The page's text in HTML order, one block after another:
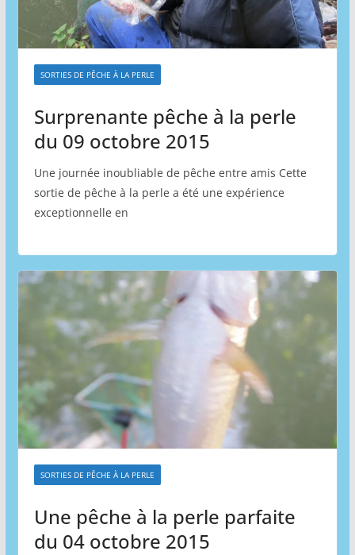
SORTIES DE PÊCHE À LA PERLE
Surprenante pêche à la perle
du 09 octobre 2015
Une journée inoubliable de pêche entre amis Cette
sortie de pêche à la perle a été une expérience
exceptionnelle en
SORTIES DE PÊCHE À LA PERLE
Une pêche à la perle parfaite
du 04 octobre 2015